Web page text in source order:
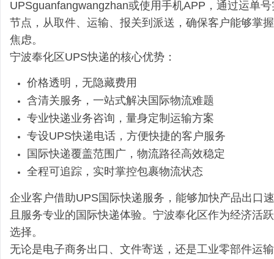
UPSguanfangwangzhan或使用手机APP，通过运单
节点，从取件、运输、报关到派送，确保客户能够掌
焦虑。
宁波奉化区UPS快递的核心优势：
价格透明，无隐藏费用
含清关服务，一站式解决国际物流难题
专业快递业务咨询，量身定制运输方案
专设UPS快递电话，方便快捷的客户服务
国际快递覆盖范围广，物流路径高效稳定
全程可追踪，实时掌控包裹物流状态
企业客户借助UPS国际快递服务，能够加快产品出口
且服务专业的国际快递体验。宁波奉化区作为经济活
选择。
无论是电子商务出口、文件寄送，还是工业零部件运